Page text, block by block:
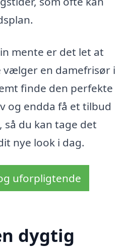
mente er det let at
vælger en damefrisør i
finde den perfekte
og endda få et tilbud
du kan tage det
nye look i dag.
uforpligtende
dygtig